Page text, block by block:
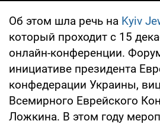
Об этом шла речь на Kyiv
который проходит с 15
онлайн-конференции.
инициативе президента
конфедерации Украины,
Всемирного Еврейского
Ложкина. В этом году